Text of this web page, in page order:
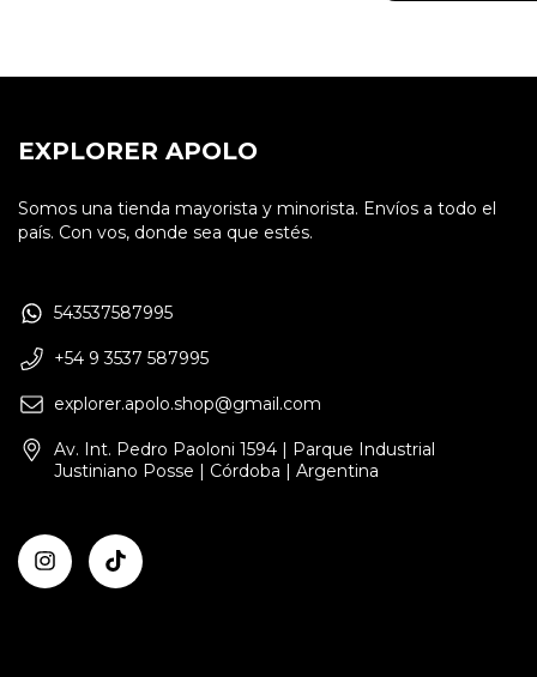
EXPLORER APOLO
Somos una tienda mayorista y minorista. Envíos a todo el
país. Con vos, donde sea que estés.
543537587995
+54 9 3537 587995
explorer.apolo.shop@gmail.com
Av. Int. Pedro Paoloni 1594 | Parque Industrial
Justiniano Posse | Córdoba | Argentina